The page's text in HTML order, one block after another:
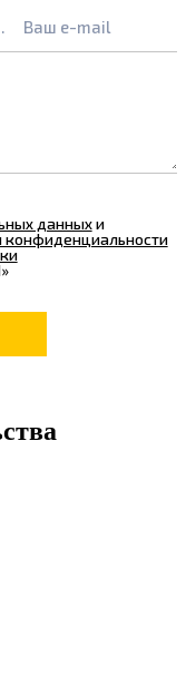
Ваш e-mail
данныхи
конфиденциальности